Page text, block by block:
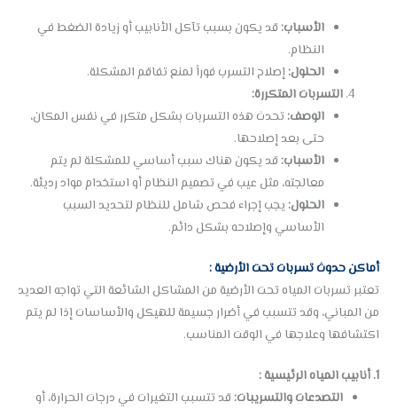
الأسباب:قد يكون بسبب تآكل الأنابيب أو زيادة الضغط في
النظام.
الحلول:إصلاح التسرب فوراً لمنع تفاقم المشكلة.
التسربات المتكررة:
الوصف:تحدث هذه التسربات بشكل متكرر في نفس المكان،
حتى بعد إصلاحها.
الأسباب:قد يكون هناك سبب أساسي للمشكلة لم يتم
معالجته، مثل عيب في تصميم النظام أو استخدام مواد رديئة.
الحلول:يجب إجراء فحص شامل للنظام لتحديد السبب
الأساسي وإصلاحه بشكل دائم.
أماكن حدوث تسربات تحت الأرضية :
تعتبر تسربات المياه تحت الأرضية من المشاكل الشائعة التي تواجه العديد
من المباني، وقد تتسبب في أضرار جسيمة للهيكل والأساسات إذا لم يتم
اكتشافها وعلاجها في الوقت المناسب.
1. أنابيب المياه الرئيسية :
التصدعات والتسريبات:قد تتسبب التغيرات في درجات الحرارة، أو